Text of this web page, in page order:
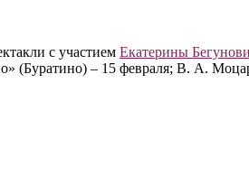
с участием Екатерины
(Буратино) ‒ 15 февраля; В. А.